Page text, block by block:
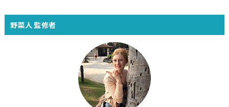
野菜人 監修者